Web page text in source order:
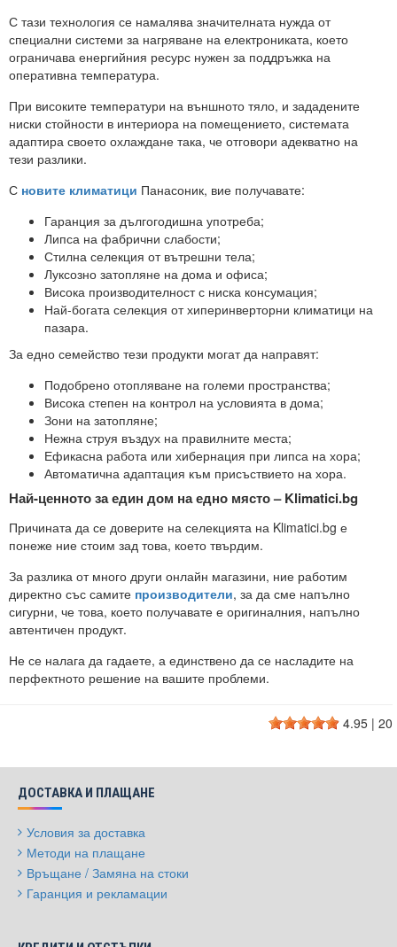
С тази технология се намалява значителната нужда от
специални системи за нагряване на електрониката, което
ограничава енергийния ресурс нужен за поддръжка на
оперативна температура.
При високите температури на външното тяло, и зададените
ниски стойности в интериора на помещението, системата
адаптира своето охлаждане така, че отговори адекватно на
тези разлики.
С новите климатици Панасоник, вие получавате:
Гаранция за дългогодишна употреба;
Липса на фабрични слабости;
Стилна селекция от вътрешни тела;
Луксозно затопляне на дома и офиса;
Висока производителност с ниска консумация;
Най-богата селекция от хиперинверторни климатици на
пазара.
За едно семейство тези продукти могат да направят:
Подобрено отопляване на големи пространства;
Висока степен на контрол на условията в дома;
Зони на затопляне;
Нежна струя въздух на правилните места;
Ефикасна работа или хибернация при липса на хора;
Автоматична адаптация към присъствието на хора.
Най-ценното за един дом на едно място – Klimatici.bg
Причината да се доверите на селекцията на Klimatici.bg е
понеже ние стоим зад това, което твърдим.
За разлика от много други онлайн магазини, ние работим
директно със самите производители, за да сме напълно
сигурни, че това, което получавате е оригиналния, напълно
автентичен продукт.
Не се налага да гадаете, а единствено да се насладите на
перфектното решение на вашите проблеми.
4.95 | 20
ДОСТАВКА И ПЛАЩАНЕ
Условия за доставка
Методи на плащане
Връщане / Замяна на стоки
Гаранция и рекламации